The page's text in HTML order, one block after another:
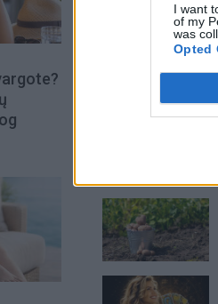
I want
of my
was
Opted